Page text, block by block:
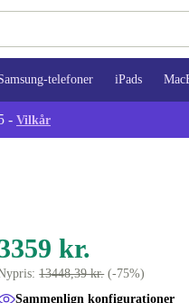
telefoner iPads
- Vilkår
kr.
13448,39 kr.(-75%)
Sammenlign konfigurationer